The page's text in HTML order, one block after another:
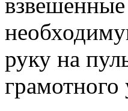
руку на
грамотного